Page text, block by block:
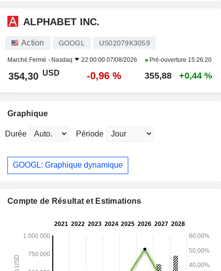
ALPHABET INC.
Action GOOGL US02079K3059
Marché Fermé - Nasdaq 22:00:00 07/08/2026 Pré-ouverture 15:26:20
354,30 USD -0,96 % 355,88 +0,44 %
Graphique
Durée Période
GOOGL: Graphique dynamique
Compte de Résultat et Estimations